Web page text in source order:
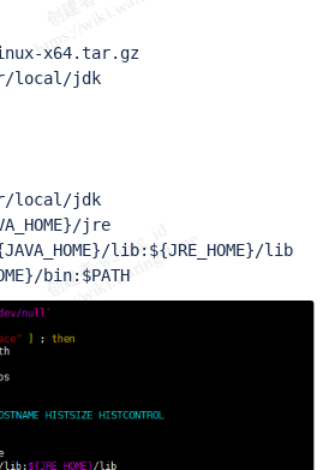
x64.tar.gz
local/jdk
local/jdk
jre
lib:${JRE_HOME}/lib
bin:$PATH